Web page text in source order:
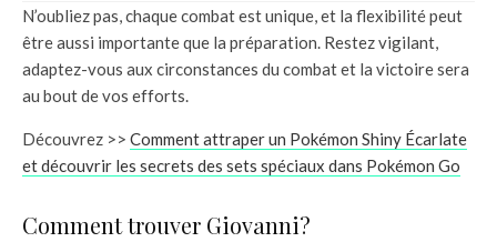
N’oubliez pas, chaque combat est unique, et la flexibilité peut
être aussi importante que la préparation. Restez vigilant,
adaptez-vous aux circonstances du combat et la victoire sera
au bout de vos efforts.
Découvrez >> Comment attraper un Pokémon Shiny Écarlate
et découvrir les secrets des sets spéciaux dans Pokémon Go
Comment trouver Giovanni?